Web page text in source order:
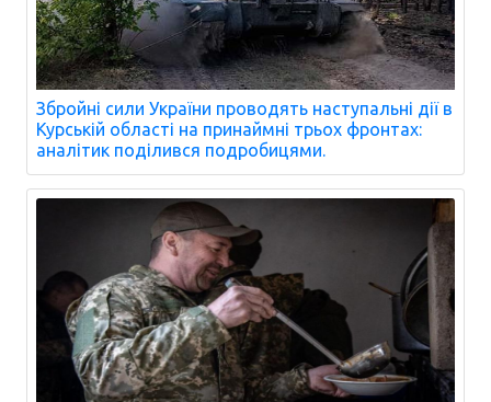
Збройні сили України проводять наступальні дії в
Курській області на принаймні трьох фронтах:
аналітик поділився подробицями.